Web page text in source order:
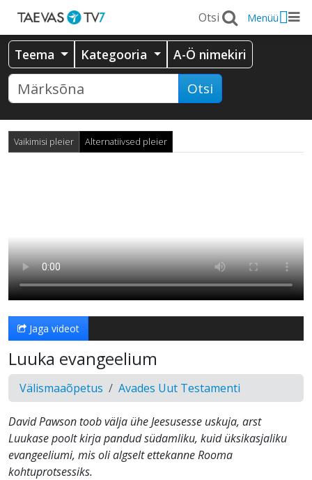
Menüü
Teema Kategooria A-Ö nimekiri
Otsi
Vaikimisi pleier Alternatiivsed pleier
Jaga videot
Luuka evangeelium
Välismaaõpetus Avades Uut Testamenti
David Pawson toob välja ühe Jeesusesse uskuja, arst
Luukase poolt kirja pandud südamliku, kuid üksikasjaliku
evangeeliumi, mis oli algselt ettekanne Rooma
kohtuprotsessiks.